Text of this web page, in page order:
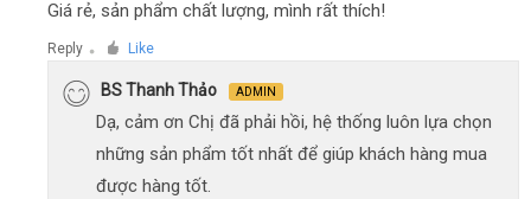
Giá rẻ, sản phẩm chất lượng, mình rất thích!
Reply ● Like
BS Thanh Thảo ADMIN
Dạ, cảm ơn Chị đã phải hồi, hệ thống luôn lựa chọn
những sản phẩm tốt nhất để giúp khách hàng mua
được hàng tốt.